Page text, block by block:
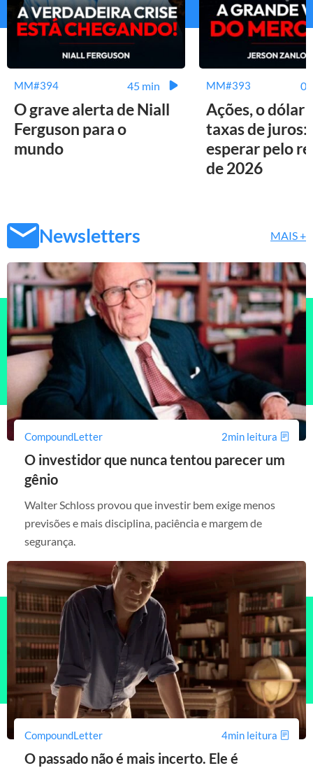
MM#394 45 min
O grave alerta de Niall
Ferguson para o
mundo
MM#393
Ações, o dólar
taxas de juros:
esperar pelo
de 2026
Newsletters MAIS +
CompoundLetter 2min leitura
O investidor que nunca tentou parecer um
gênio
Walter Schloss provou que investir bem exige menos
previsões e mais disciplina, paciência e margem de
segurança.
CompoundLetter 4min leitura
O passado não é mais incerto. Ele é